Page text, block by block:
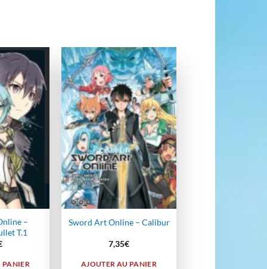
Ajouter
à la
wishlist
–
T.1
PANIER
Ajouter
à la
wishlist
Sword Art Online – Calibur
7,35€
AJOUTER AU PANIER